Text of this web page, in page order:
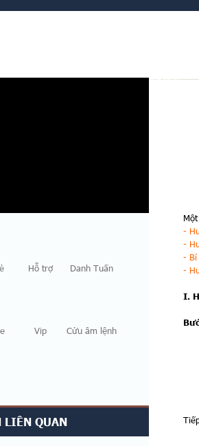
Hỗ trợ Danh Tuấn
Vip Cửu âm lệnh
LIÊN QUAN
-
-
- Bí
-
I.